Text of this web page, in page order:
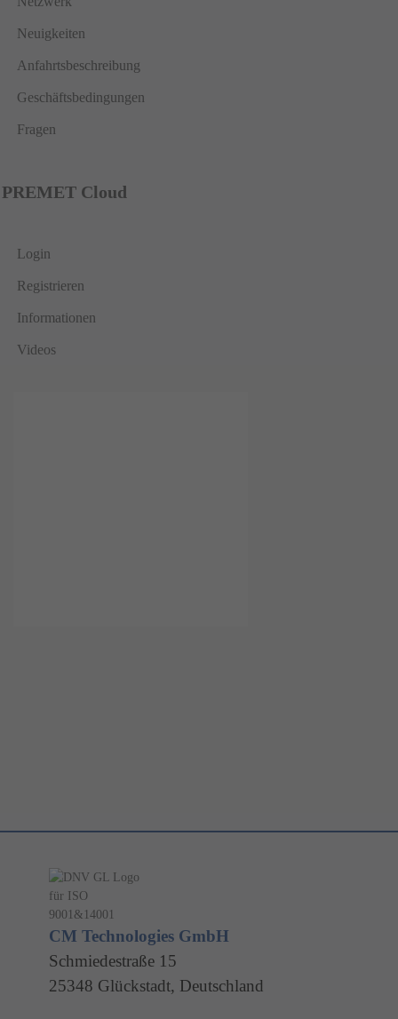
Neuigkeiten
Anfahrtsbeschreibung
Geschäftsbedingungen
Fragen
PREMET Cloud
Login
Registrieren
Informationen
Videos
CM Technologies GmbH
Schmiedestraße 15
25348 Glückstadt, Deutschland